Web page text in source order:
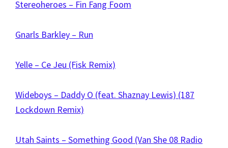
Stereoheroes – Fin Fang Foom
Gnarls Barkley – Run
Yelle – Ce Jeu (Fisk Remix)
Wideboys – Daddy O (feat. Shaznay Lewis) (187
Lockdown Remix)
Utah Saints – Something Good (Van She 08 Radio